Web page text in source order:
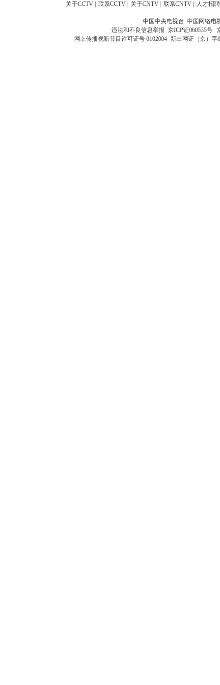
关于CCTV 联系CCTV 关于CNTV 联系CNTV 人才招聘
中国中央电视台 中国网络电
违法和不良信息举报 京ICP证060535号
网上传播视听节目许可证号 0102004 新出网证（京）